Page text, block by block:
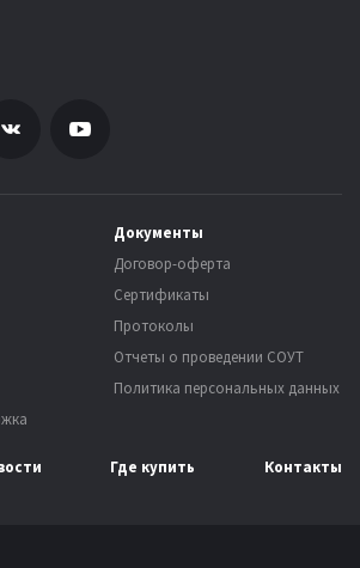
Документы
Договор-оферта
Сертификаты
Протоколы
Отчеты о проведении СОУТ
Политика персональных данных
Где купить Контакты